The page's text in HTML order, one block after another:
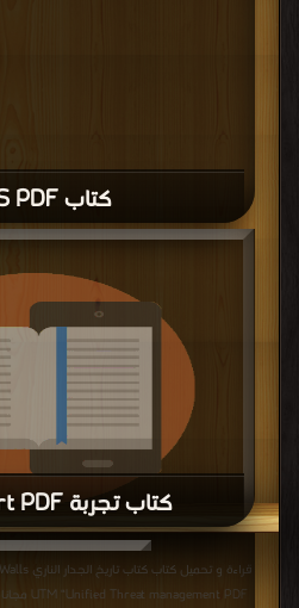
كتاب GPS PDF
كتاب تجربة serial port PDF
قراءة و تحميل كتاب كتاب تجربة serial port PDF مجانا | مكتبة >
التحميل : مرة/مرات
UTM “Unified Threat management PDF مجانا | مكتبة >